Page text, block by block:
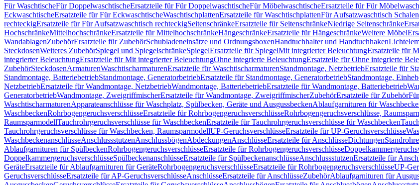
Für WaschtischeFür DoppelwaschtischeErsatzteile für Für DoppelwaschtischeFür MöbelwaschtischeErsatzteile für Für
EckwaschtischeErsatzteile für Für EckwaschtischeWaschtischplattenErsatzteile für WaschtischplattenFür Aufsatzwaschtisch
rechteckigErsatzteile für Für Aufsatzwaschtisch rechteckigSeitenschränkeErsatzteile für SeitenschränkeNiedrige Seitenschränke
HochschränkeMittelhochschränkeErsatzteile für MittelhochschränkeHängeschränkeErsatzteile für HängeschränkeWeitere Möbel
WandablagenZubehörErsatzteile für ZubehörSchubladeneinsätze und OrdnungsboxenHandtuchhalter und Handtuchhaken
SteckdosenWeiteres ZubehörSpiegel und SpiegelschränkeSpiegelErsatzteile für SpiegelMit integrierter BeleuchtungErsatzteile für
integrierter BeleuchtungErsatzteile für Mit integrierter BeleuchtungOhne integrierte BeleuchtungErsatzteile für Ohne integrierte
ZubehörSteckdosenArmaturenWaschtischarmaturenErsatzteile für WaschtischarmaturenStandmontage, NetzbetriebErsatzteile für
Standmontage, BatteriebetriebStandmontage, GeneratorbetriebErsatzteile für Standmontage, GeneratorbetriebStandmontage,
NetzbetriebErsatzteile für Wandmontage, NetzbetriebWandmontage, BatteriebetriebErsatzteile für Wandmontage, Batteriebetrieb
GeneratorbetriebWandmontage, ZweigriffmischerErsatzteile für Wandmontage, ZweigriffmischerZubehörErsatzteile für Zubehör
WaschtischarmaturenApparateanschlüsse für Waschplatz, Spülbecken, Geräte und AusgussbeckenAblaufgarnituren für
WaschbeckenRohrbogengeruchsverschlüsseErsatzteile für RohrbogengeruchsverschlüsseRohrbogengeruchsverschlüsse,
RaumsparmodellTauchrohrgeruchsverschlüsse für WaschbeckenErsatzteile für Tauchrohrgeruchsverschlüsse für Waschbecken
Tauchrohrgeruchsverschlüsse für Waschbecken, RaumsparmodellUP-GeruchsverschlüsseErsatzteile für UP-Geruchsverschlüsse
WaschbeckenanschlüsseAnschlussstutzenAnschlussbögenAbdeckungenAnschlüsseErsatzteile für AnschlüsseDichtungenStandrohre
Ablaufgarnituren für SpülbeckenRohrbogengeruchsverschlüsseErsatzteile für Rohrbogengeruchsverschlüsse
DoppelkammergeruchsverschlüsseSpülbeckenanschlüsseErsatzteile für SpülbeckenanschlüsseAnschlussstutzenErsatzteile für
GeräteErsatzteile für Ablaufgarnituren für GeräteRohrbogengeruchsverschlüsseErsatzteile für RohrbogengeruchsverschlüsseUP-
GeruchsverschlüsseErsatzteile für AP-GeruchsverschlüsseAnschlüsseErsatzteile für AnschlüsseZubehörAblaufgarnituren für